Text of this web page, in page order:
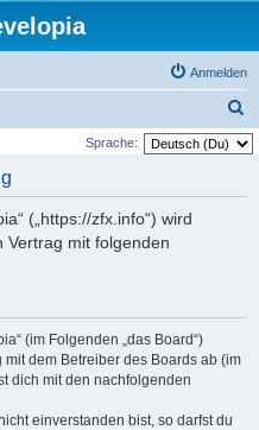
Anmelden
u
Sprache:
(„https://zfx.info“) wird
Vertrag mit folgenden
(im Folgenden „das Board“)
dem Betreiber des Boards ab (im
dich mit den nachfolgenden
einverstanden bist, so darfst du